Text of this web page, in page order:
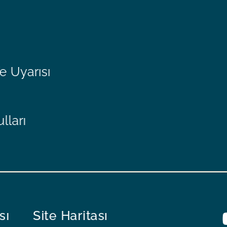
Uyarısı
Site Haritası